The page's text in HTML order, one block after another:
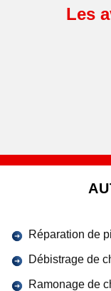
Les
Réparation de
Débistrage de
Ramonage de